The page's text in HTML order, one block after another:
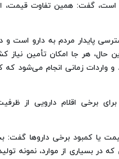
است، گفت: همین تفاوت قیمت،
پایدار مردم به دارو است و
حال، هر جا امکان تأمین نیاز
واردات زمانی انجام می‌شود که
برخی اقلام دارویی از
یا کمبود برخی داروها گفت:
در بسیاری از موارد، نمونه